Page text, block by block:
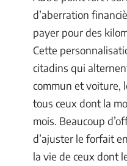
d’aberration
payer pour des
Cette
citadins qui
commun et voiture,
tous ceux dont la
mois. Beaucoup
d’ajuster le forfait
la vie de ceux dont